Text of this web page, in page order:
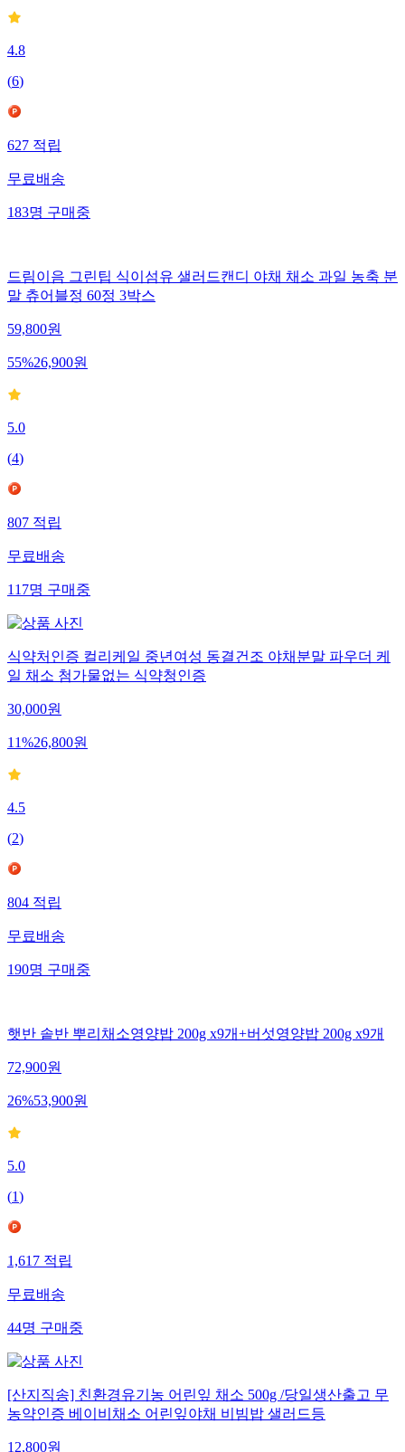
4.8
(6)
627적립
무료배송
183명구매중
드림이음 그린팁 식이섬유 샐러드캔디 야채 채소 과일 농축 분
말 츄어블정 60정 3박스
59,800원
55%26,900원
5.0
(4)
807적립
무료배송
117명구매중
식약처인증 컬리케일 중년여성 동결건조 야채분말 파우더 케
일 채소 첨가물없는 식약청인증
30,000원
11%26,800원
4.5
(2)
804적립
무료배송
190명구매중
햇반 솥반 뿌리채소영양밥 200g x9개+버섯영양밥 200g x9개
72,900원
26%53,900원
5.0
(1)
1,617적립
무료배송
44명구매중
[산지직송] 친환경유기농 어린잎 채소 500g /당일생산출고 무
농약인증 베이비채소 어린잎야채 비빔밥 샐러드등